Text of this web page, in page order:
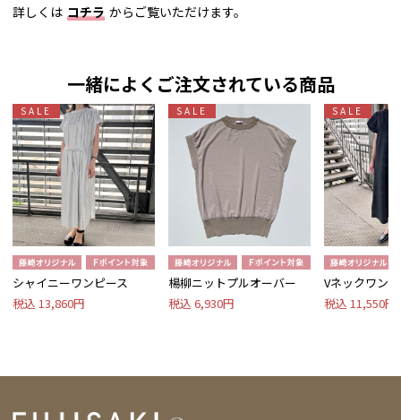
詳しくは コチラ からご覧いただけます。
一緒によくご注文されている商品
SALE
シャイニーワンピース
税込 13,860円
SALE
楊柳ニットプルオーバー
税込 6,930円
SALE
Vネックワン
税込 11,550円